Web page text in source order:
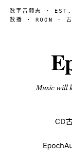
数字音频志 ·
数播 · ROON · 古
Music will
CD